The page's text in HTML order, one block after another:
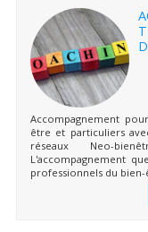
Accompagnement
être et particuliers
réseaux Neo-
L'accompagnement
professionnels du bien-